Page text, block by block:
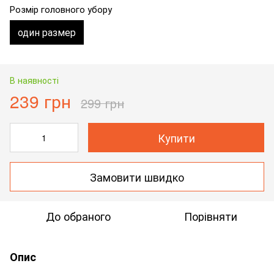
Розмір головного убору
один размер
В наявності
239 грн 299 грн
Купити
Замовити швидко
До обраного Порівняти
Опис